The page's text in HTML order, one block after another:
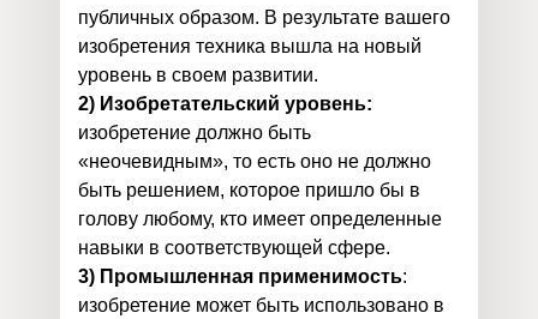
публичных образом. В результате вашего
изобретения техника вышла на новый
уровень в своем развитии.
2) Изобретательский уровень:
изобретение должно быть
«неочевидным», то есть оно не должно
быть решением, которое пришло бы в
голову любому, кто имеет определенные
навыки в соответствующей сфере.
3) Промышленная применимость:
изобретение может быть использовано в